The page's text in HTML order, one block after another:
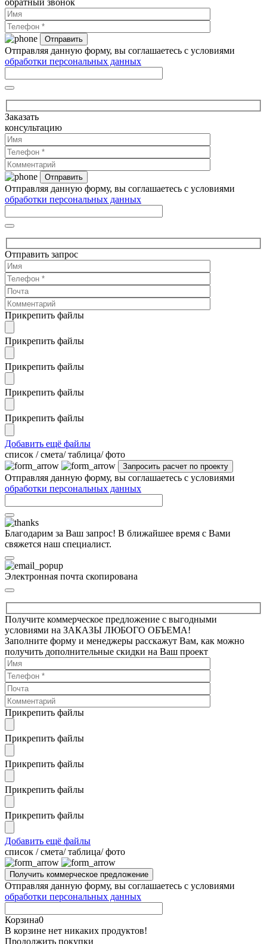
обратный звонок
Отправляя данную форму, вы соглашаетесь с условиями
обработки персональных данных
Заказать
консультацию
Отправляя данную форму, вы соглашаетесь с условиями
обработки персональных данных
Отправить запрос
Прикрепить файлы
Прикрепить файлы
Прикрепить файлы
Прикрепить файлы
Прикрепить файлы
Добавить ещё файлы
cписок / смета/ таблица/ фото
Отправляя данную форму, вы соглашаетесь с условиями
обработки персональных данных
Благодарим за Ваш запрос! В ближайшее время с Вами
свяжется наш специалист.
Электронная почта скопирована
Получите коммерческое предложение с выгодными
условиями на ЗАКАЗЫ ЛЮБОГО ОБЪЕМА!
Заполните форму и менеджеры расскажут Вам, как можно
получить дополнительные скидки на Ваш проект
Прикрепить файлы
Прикрепить файлы
Прикрепить файлы
Прикрепить файлы
Прикрепить файлы
Добавить ещё файлы
cписок / смета/ таблица/ фото
Отправляя данную форму, вы соглашаетесь с условиями
обработки персональных данных
Корзина0
В корзине нет никаких продуктов!
Продолжить покупки